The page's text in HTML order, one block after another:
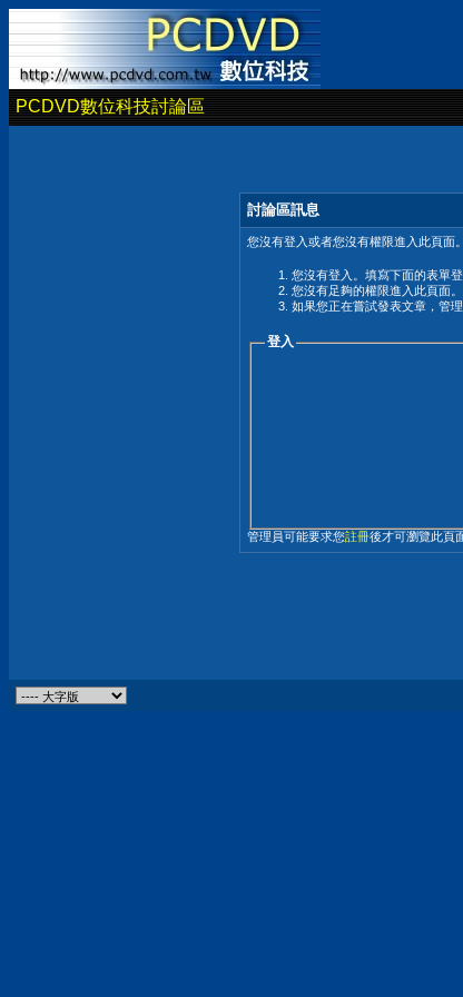
PCDVD數位科技討論區
討論區訊息
您沒有登入或者您沒有權限進入此頁面
您沒有登入。填寫下面的表單登
您沒有足夠的權限進入此頁面
如果您正在嘗試發表文章，管
登入
管理員可能要求您註冊後才可瀏覽此頁面